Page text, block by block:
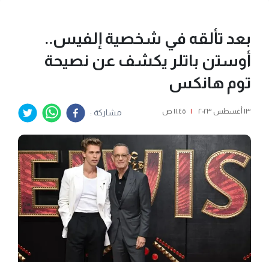
بعد تألقه في شخصية إلفيس..
أوستن باتلر يكشف عن نصيحة
توم هانكس
١٣ أغسطس ٢٠٢٣ | ١١:٤٥ ص مشاركة :